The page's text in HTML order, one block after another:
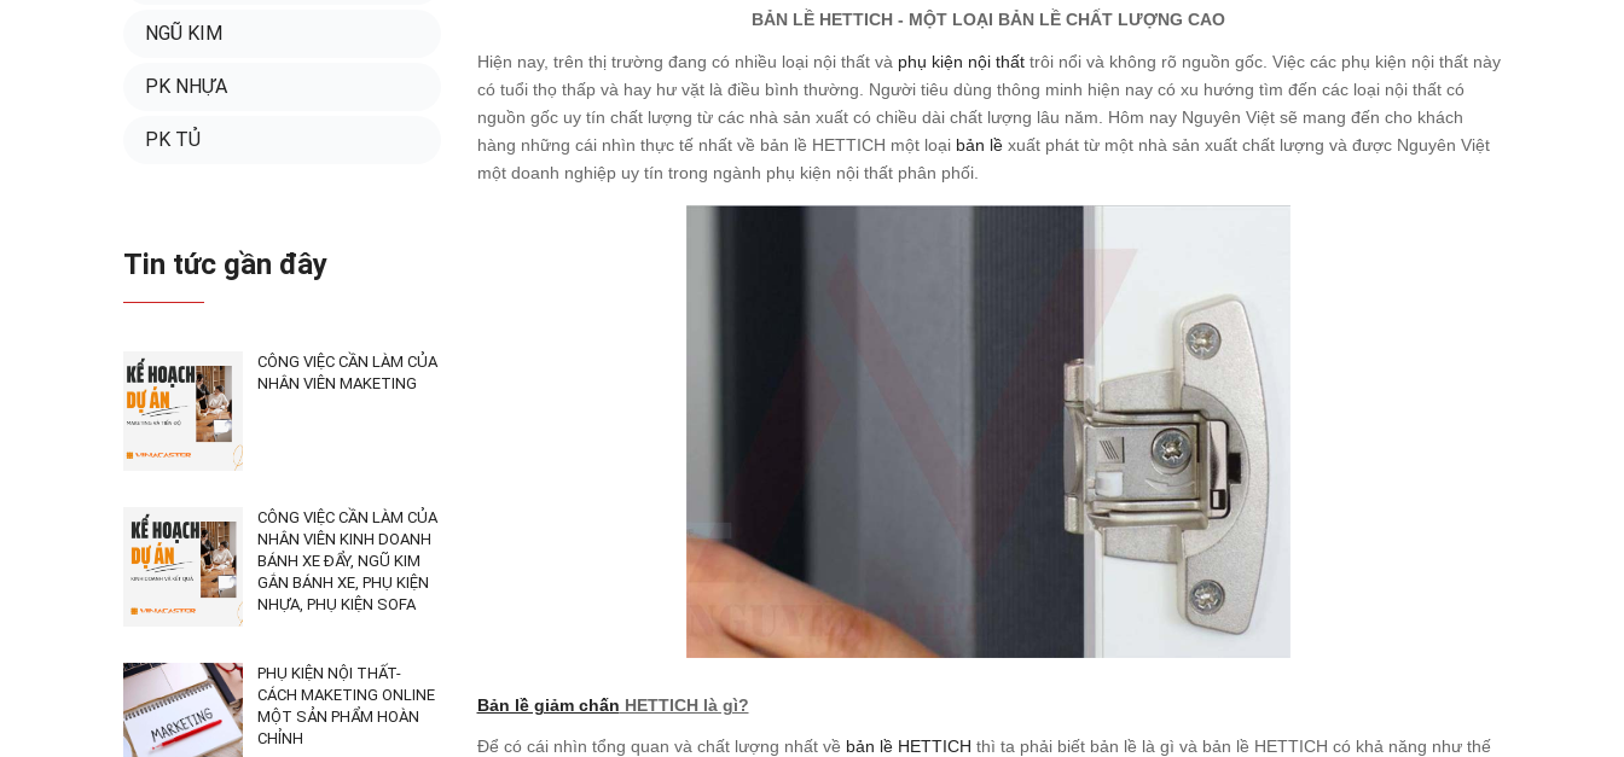
BẢN LỀ HETTICH - MỘT LOẠI BẢN LỀ CHẤT LƯỢNG CAO
Hiện nay, trên thị trường đang có nhiều loại nội thất và phụ kiện nội thấttrôi nổi và không rõ nguồn gốc. Việc các phụ kiện nội thất này
có tuổi thọ thấp và hay hư vặt là điều bình thường. Người tiêu dùng thông minh hiện nay có xu hướng tìm đến các loại nội thất có
nguồn gốc uy tín chất lượng từ các nhà sản xuất có chiều dài chất lượng lâu năm. Hôm nay Nguyên Việt sẽ mang đến cho khách
hàng những cái nhìn thực tế nhất về bản lề HETTICH một loại bản lềxuất phát từ một nhà sản xuất chất lượng và được Nguyên Việt
một doanh nghiệp uy tín trong ngành phụ kiện nội thất phân phối.
Bản lề giảm chấn HETTICH là gì?
Để có cái nhìn tổng quan và chất lượng nhất về bản lề HETTICH thì ta phải biết bản lề là gì và bản lề HETTICH có khả năng như thế
NGŨ KIM
PK NHỰA
PK TỦ
Tin tức gần đây
CÔNG VIỆC CẦN LÀM CỦA
NHÂN VIÊN MAKETING
CÔNG VIỆC CẦN LÀM CỦA
NHÂN VIÊN KINH DOANH
BÁNH XE ĐẨY, NGŨ KIM
GẮN BÁNH XE, PHỤ KIỆN
NHỰA, PHỤ KIỆN SOFA
PHỤ KIỆN NỘI THẤT-
CÁCH MAKETING ONLINE
MỘT SẢN PHẨM HOÀN
CHỈNH